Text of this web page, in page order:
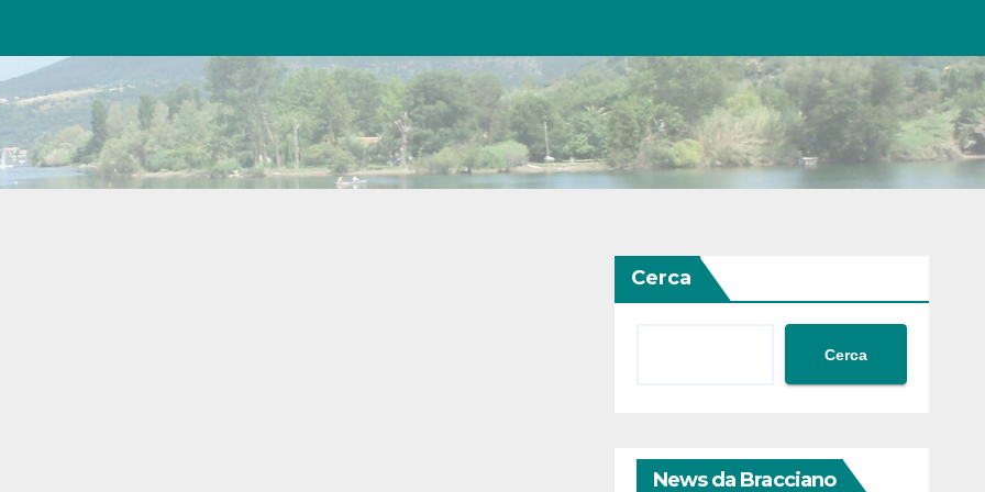
Cerca
Cerca
News da Bracciano